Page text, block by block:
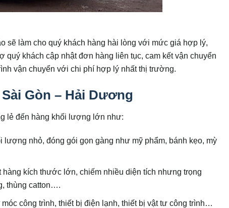
sẽ làm cho quý khách hàng hài lòng với mức giá hợp lý,
khách cập nhật đơn hàng liên tục, cam kết vận chuyển
vận chuyển với chi phí hợp lý nhất thị trường.
Gòn – Hải Dương
lẻ đến hàng khối lượng lớn như:
lượng nhỏ, đóng gói gọn gàng như mỹ phẩm, bánh kẹo, mỳ
hàng kích thước lớn, chiếm nhiều diện tích nhưng trọng
thùng catton….
công trình, thiết bị điện lạnh, thiết bị vật tư công trình…